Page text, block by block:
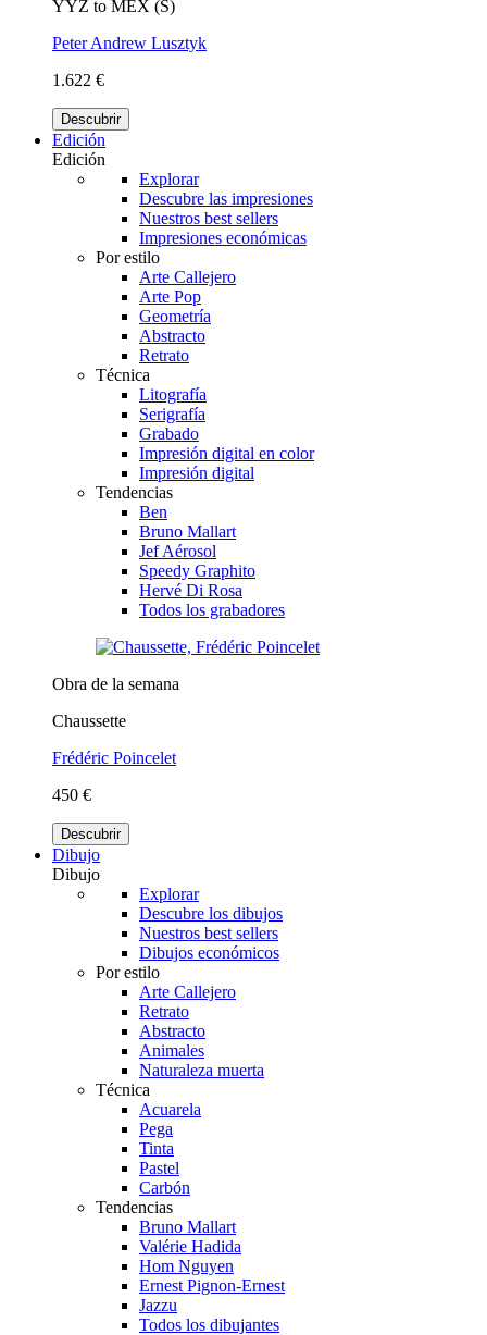
YYZ to MEX (S)
Peter Andrew Lusztyk
1.622 €
Descubrir
Edición
Edición
Explorar
Descubre las impresiones
Nuestros best sellers
Impresiones económicas
Por estilo
Arte Callejero
Arte Pop
Geometría
Abstracto
Retrato
Técnica
Litografía
Serigrafía
Grabado
Impresión digital en color
Impresión digital
Tendencias
Ben
Bruno Mallart
Jef Aérosol
Speedy Graphito
Hervé Di Rosa
Todos los grabadores
Obra de la semana
Chaussette
Frédéric Poincelet
450 €
Descubrir
Dibujo
Dibujo
Explorar
Descubre los dibujos
Nuestros best sellers
Dibujos económicos
Por estilo
Arte Callejero
Retrato
Abstracto
Animales
Naturaleza muerta
Técnica
Acuarela
Pega
Tinta
Pastel
Carbón
Tendencias
Bruno Mallart
Valérie Hadida
Hom Nguyen
Ernest Pignon-Ernest
Jazzu
Todos los dibujantes